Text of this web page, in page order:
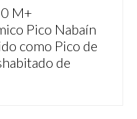
M+
Pico Nabaín
como Pico de
de